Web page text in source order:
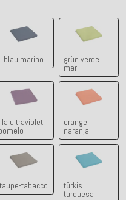
blau marino
blau marino
grün verde
mar
grün
ultraviolet
lila ultraviolet pomelo
orange
naranja
orange
taupe-tabacco
taupe-tabacco
türkis
turquesa
türkis